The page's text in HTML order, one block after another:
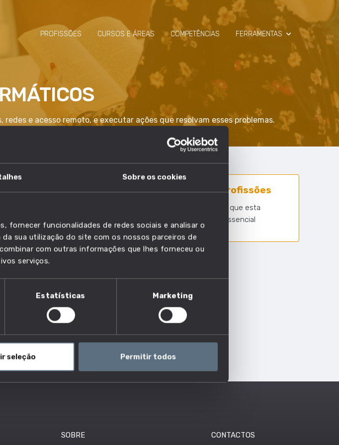
Sobre os cookies
fornecer funcionalidades de redes sociais e analisar o
sua utilização do site com os nossos parceiros de
com outras informações que lhes forneceu ou
serviços.
Estatísticas Marketing
seleção Permitir todos
PROFISSÕES CURSOS E ÁREAS COMPETÊNCIAS FERRAMENTAS
e acesso remoto, e executar ações que resolvam esses problemas.
em que esta
6 em 1630 profissões
Nº profissões em que esta
competência é essencial
SOBRE CONTACTOS